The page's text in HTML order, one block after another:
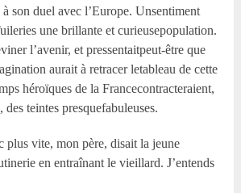
à son duel avec l’Europe. Unsentiment
une brillante et curieusepopulation.
l’avenir, et pressentaitpeut-être que
aurait à retracer letableau de cette
héroïques de la Francecontracteraient,
teintes presquefabuleuses.
vite, mon père, disait la jeune
en entraînant le vieillard. J’entends